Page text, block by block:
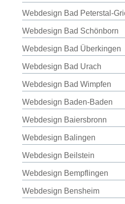
Webdesign Bad Peterstal-
Webdesign Bad Schönborn
Webdesign Bad Überkingen
Webdesign Bad Urach
Webdesign Bad Wimpfen
Webdesign Baden-Baden
Webdesign Baiersbronn
Webdesign Balingen
Webdesign Beilstein
Webdesign Bempflingen
Webdesign Bensheim